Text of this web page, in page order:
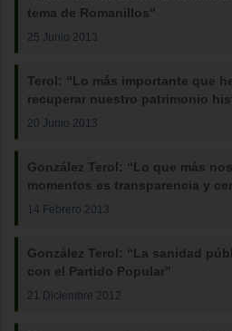
tema de Romanillos"
25 Junio 2013
Terol: “Lo más importante que
recuperar nuestro patrimonio
20 Junio 2013
González Terol: “Lo que más
momentos es transparencia y
14 Febrero 2013
González Terol: “La sanidad
con el Partido Popular”
21 Diciembre 2012